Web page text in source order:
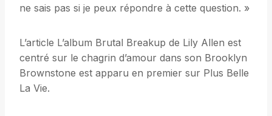
ne sais pas si je peux répondre à cette question. »
L’article L’album Brutal Breakup de Lily Allen est
centré sur le chagrin d’amour dans son Brooklyn
Brownstone est apparu en premier sur Plus Belle
La Vie.